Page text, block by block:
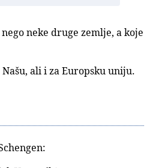
neke druge zemlje, a koje
ali i za Europsku uniju.